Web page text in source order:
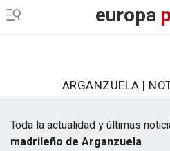
europa
ARGANZUELA |
Toda la actualidad y últimas
madrileño de Arganzuela.